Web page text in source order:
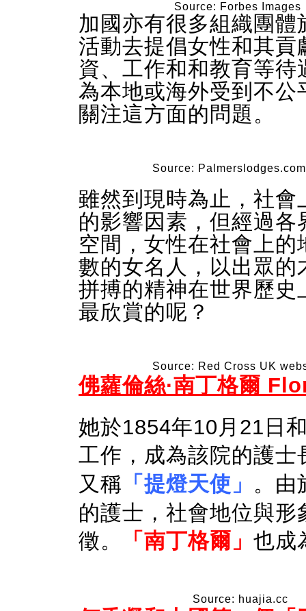
Source: Forbes Images
加國亦有很多組織團
活動去提倡女性和其
資、工作和和教育等
為本地或海外受到不
關注這方面的問題。
Source: Palmerslodges.com
雖然到現時為止，社
的影響因素，但經過
空間，女性在社會上
數的女名人，以出眾
拼搏的精神在世界歷
最欣賞的呢？
Source: Red Cross UK
佛蘿倫絲·南丁格爾
她於1854年10月21日
工作，成為該院的護士
又稱 「提燈天使」 。由
的護士，社會地位與
徵。
「南丁格爾」 也成
Source: huajia.cc